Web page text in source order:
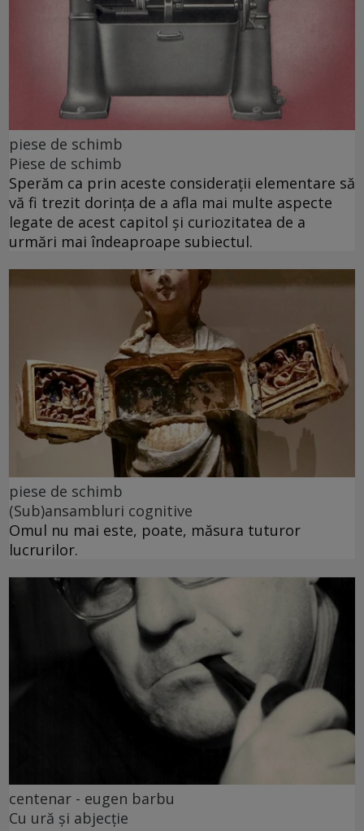
piese de schimb
Piese de schimb
Sperăm ca prin aceste considerații elementare să
vă fi trezit dorința de a afla mai multe aspecte
legate de acest capitol și curiozitatea de a
urmări mai îndeaproape subiectul.
piese de schimb
(Sub)ansambluri cognitive
Omul nu mai este, poate, măsura tuturor
lucrurilor.
centenar - eugen barbu
Cu ură și abjecție